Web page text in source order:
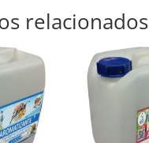
relacionados